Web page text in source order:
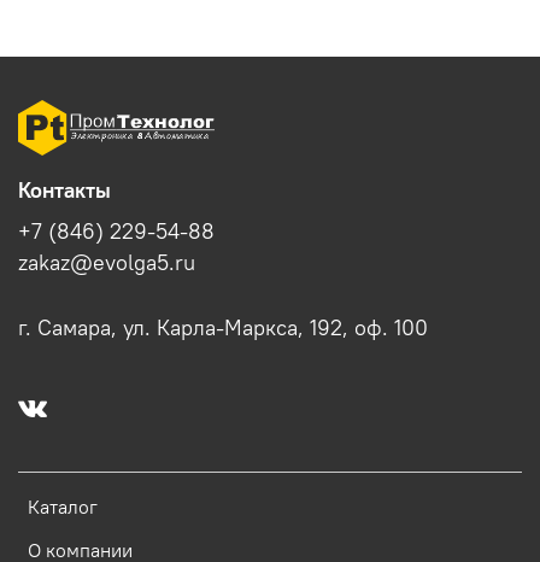
Каталог
О компании
Контакты
+7 (846) 229-54-88
zakaz@evolga5.ru
г. Самара, ул. Карла-Маркса, 192, оф. 100